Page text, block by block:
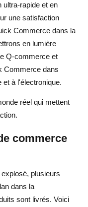
ultra-rapide et en
une satisfaction
Commerce dans la
en lumière
Q-commerce et
Commerce dans
à l'électronique.
réel qui mettent
commerce
plusieurs
dans la
sont livrés. Voici